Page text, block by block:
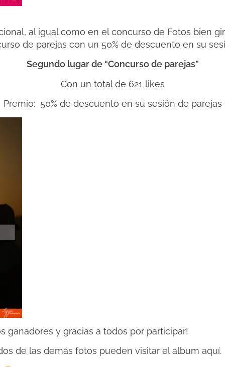
al igual como en el concurso de Fotos bien
de parejas con un 50% de descuento en su
Segundo lugar de “Concurso de parejas”
Con un total de 621 likes
Premio: 50% de descuento en su sesión de parejas
ganadores y gracias a todos por participar!
de las demás fotos pueden visitar el album aquí.